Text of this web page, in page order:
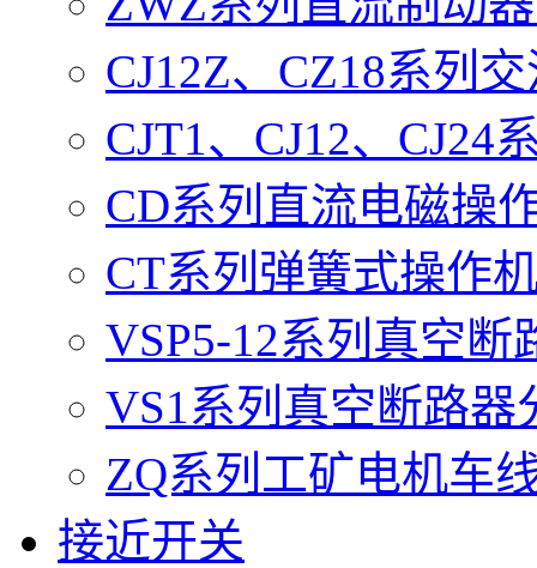
CJ12Z、CZ18系列
CJT1、CJ12、CJ24
CD系列直流电磁操
CT系列弹簧式操作
VSP5-12系列真空断
VS1系列真空断路器
ZQ系列工矿电机车
接近开关